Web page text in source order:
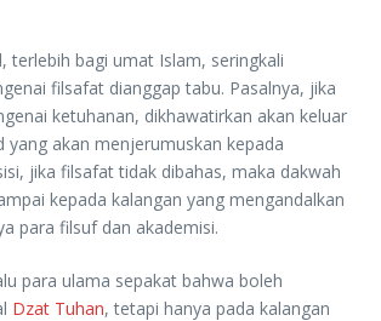
terlebih bagi umat Islam, seringkali
filsafat dianggap tabu. Pasalnya, jika
ketuhanan, dikhawatirkan akan keluar
yang akan menjerumuskan kepada
jika filsafat tidak dibahas, maka dakwah
kepada kalangan yang mengandalkan
para filsuf dan akademisi.
para ulama sepakat bahwa boleh
Dzat Tuhan, tetapi hanya pada kalangan